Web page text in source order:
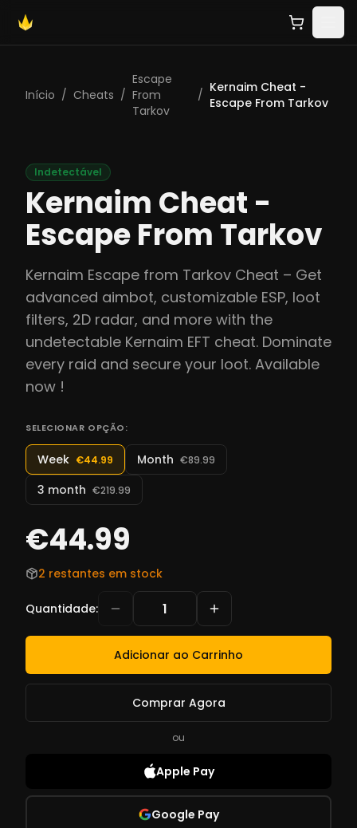
Início / Cheats /
Escape
From
Tarkov
/ Kernaim Cheat -
Escape From Tarkov
Indetectável
Kernaim Cheat -
Escape From Tarkov
Kernaim Escape from Tarkov Cheat – Get
advanced aimbot, customizable ESP, loot
filters, 2D radar, and more with the
undetectable Kernaim EFT cheat. Dominate
every raid and secure your loot. Available
now !
SELECIONAR OPÇÃO:
Week €44.99 Month €89.99
3 month €219.99
€44.99
2 restantes em stock
Quantidade:
Adicionar ao Carrinho
Comprar Agora
ou
Apple Pay
Google Pay